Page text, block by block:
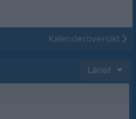
Kalenderöversikt
Länet